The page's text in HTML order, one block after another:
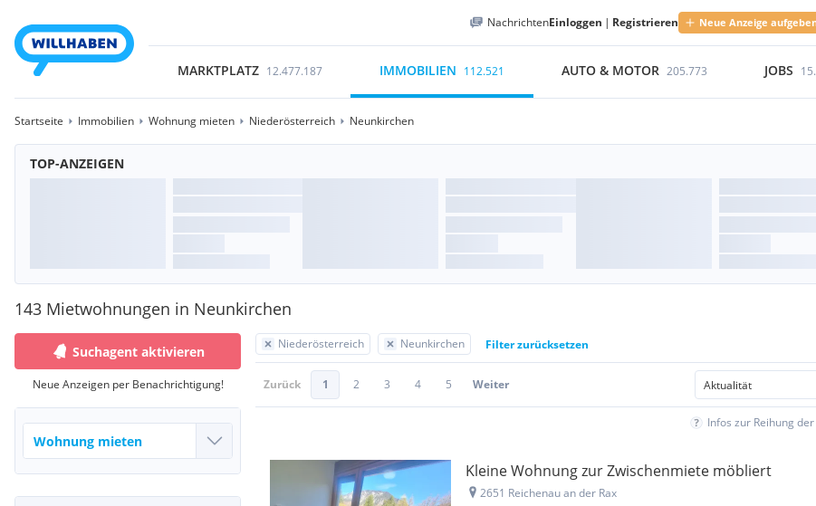
NachrichtenEinloggen | Registrieren Neue Anzeige
MARKTPLATZ 12.477.187 IMMOBILIEN 112.521 AUTO & MOTOR 205.773 JOBS
Startseite Immobilien Wohnung mieten Niederösterreich Neunkirchen
TOP-ANZEIGEN
143 Mietwohnungen in Neunkirchen
Suchagent aktivieren
Neue Anzeigen per Benachrichtigung!
Niederösterreich Neunkirchen Filter zurücksetzen
Zurück 1 2 3 4 5 Weiter
Infos zur Reihung
Kleine Wohnung zur Zwischenmiete möbliert
2651 Reichenau an der Rax